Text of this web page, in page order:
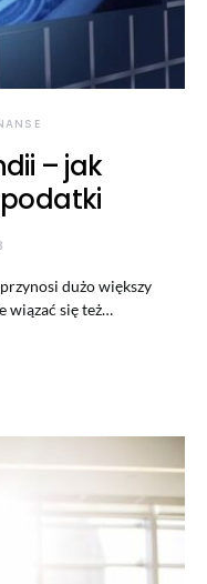
– jak
dużo większy
wiązać się też…